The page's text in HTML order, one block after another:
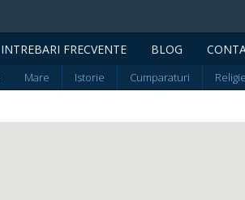
INTREBARI FRECVENTE BLOG
Mare Istorie Cumparaturi Religie